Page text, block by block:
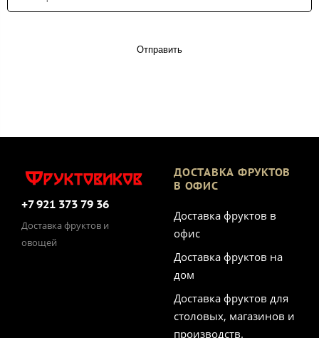
Отправить
+7 921 373 79 36
Доставка фруктов и
овощей
ДОСТАВКА ФРУКТОВ
В ОФИС
Доставка фруктов в
офис
Доставка фруктов на
дом
Доставка фруктов для
столовых, магазинов и
производств.